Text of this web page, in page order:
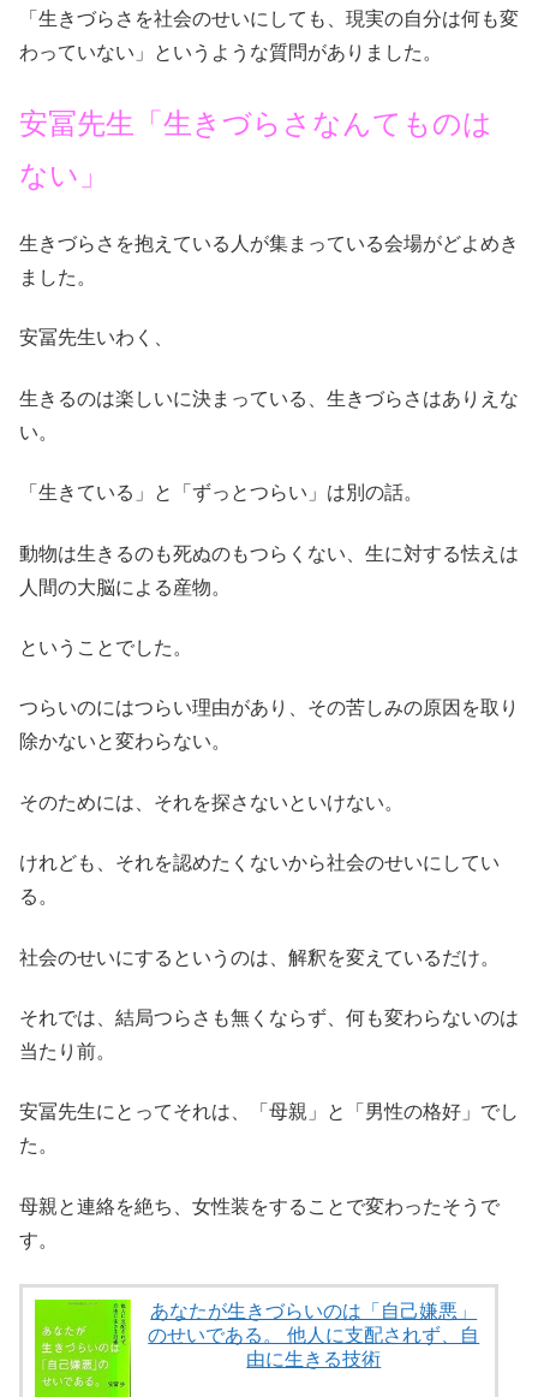
「生きづらさを社会のせいにしても、現実の自分は何も変
わっていない」というような質問がありました。
安冨先生「生きづらさなんてものは
ない」
生きづらさを抱えている人が集まっている会場がどよめき
ました。
安冨先生いわく、
生きるのは楽しいに決まっている、生きづらさはありえな
い。
「生きている」と「ずっとつらい」は別の話。
動物は生きるのも死ぬのもつらくない、生に対する怯えは
人間の大脳による産物。
ということでした。
つらいのにはつらい理由があり、その苦しみの原因を取り
除かないと変わらない。
そのためには、それを探さないといけない。
けれども、それを認めたくないから社会のせいにしてい
る。
社会のせいにするというのは、解釈を変えているだけ。
それでは、結局つらさも無くならず、何も変わらないのは
当たり前。
安冨先生にとってそれは、「母親」と「男性の格好」でし
た。
母親と連絡を絶ち、女性装をすることで変わったそうで
す。
あなたが生きづらいのは「自己嫌悪」
のせいである。 他人に支配されず、自
由に生きる技術